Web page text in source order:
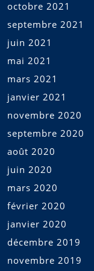
octobre 2021
septembre 2021
juin 2021
mai 2021
mars 2021
janvier 2021
novembre 2020
septembre 2020
août 2020
juin 2020
mars 2020
février 2020
janvier 2020
décembre 2019
novembre 2019